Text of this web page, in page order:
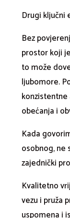
Drugi ključni
Bez
prostor koji
to može
ljubomore.
konzistentne
obećanja i
Kada
osobnog, ne
zajednički
Kvalitetno
vezu i pruža
uspomena i